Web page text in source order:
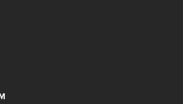
ваш отзыв о враче: